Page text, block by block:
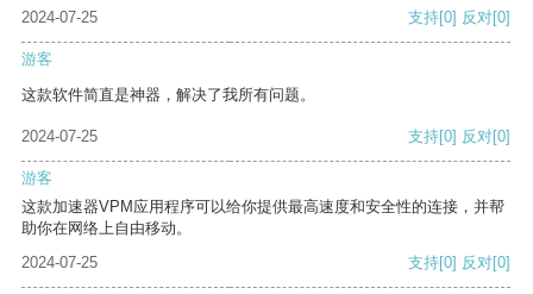
2024-07-25 支持[0] 反对[0]
游客
这款软件简直是神器，解决了我所有问题。
2024-07-25 支持[0] 反对[0]
游客
这款加速器VPM应用程序可以给你提供最高速度和安全性的连接，并帮
助你在网络上自由移动。
2024-07-25
支持[0] 反对[0]